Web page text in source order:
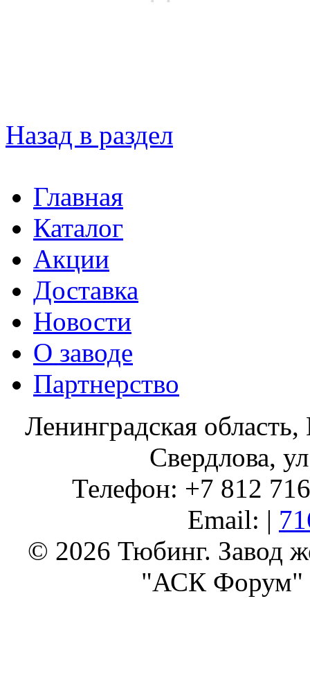
Назад в раздел
Главная
Каталог
Акции
Доставка
Новости
О заводе
Партнерство
Ленинградская
Свердлова,
Телефон: +7 812
Email: |
© 2026 Тюбинг. Завод
"АСК Форум"